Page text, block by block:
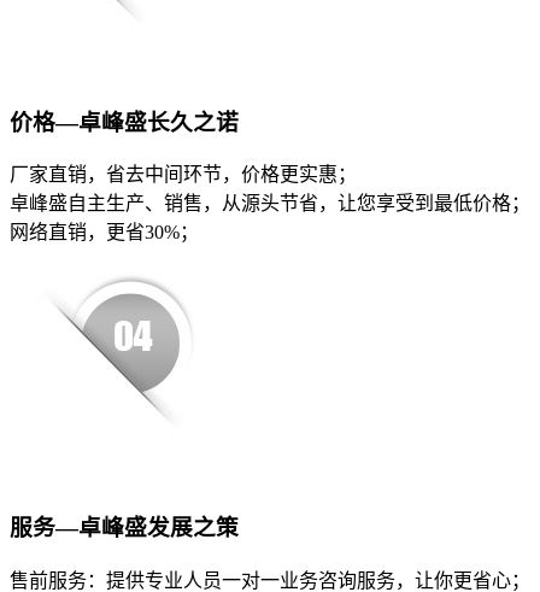
价格—卓峰盛长久之诺
厂家直销，省去中间环节，价格更实惠；
卓峰盛自主生产、销售，从源头节省，让您享受到最低价格；
网络直销，更省30%；
服务—卓峰盛发展之策
售前服务：提供专业人员一对一业务咨询服务，让你更省心；